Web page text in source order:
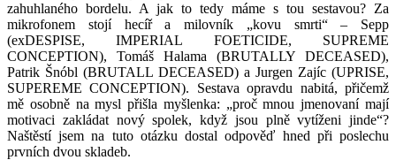
zahuhlaného bordelu. A jak to tedy máme s tou sestavou? Za
mikrofonem stojí hecíř a milovník „kovu smrti“ – Sepp
(exDESPISE, IMPERIAL FOETICIDE, SUPREME
CONCEPTION), Tomáš Halama (BRUTALLY DECEASED),
Patrik Šnóbl (BRUTALL DECEASED) a Jurgen Zajíc (UPRISE,
SUPEREME CONCEPTION). Sestava opravdu nabitá, přičemž
mě osobně na mysl přišla myšlenka: „proč mnou jmenovaní mají
motivaci zakládat nový spolek, když jsou plně vytíženi jinde“?
Naštěstí jsem na tuto otázku dostal odpověď hned při poslechu
prvních dvou skladeb.